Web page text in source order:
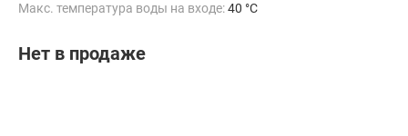
Макс. температура воды на входе:40 °C
Нет в продаже